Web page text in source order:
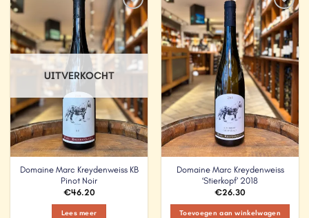
Add to
Wishlist
UITVERKOCHT
Domaine Marc Kreydenweiss KB
Pinot Noir
€46.20
Lees meer
Add to
Wishlist
Domaine Marc Kreydenweiss
‘Stierkopf’ 2018
€26.30
Toevoegen aan winkelwagen